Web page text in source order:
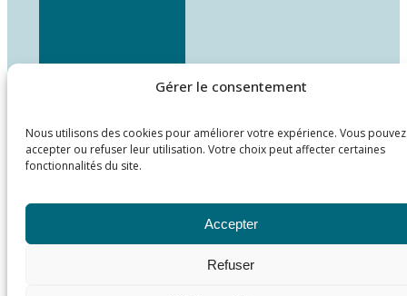
Gérer le consentement
Nous utilisons des cookies pour améliorer votre expérience. Vous pouvez
accepter ou refuser leur utilisation. Votre choix peut affecter certaines
fonctionnalités du site.
Accepter
Refuser